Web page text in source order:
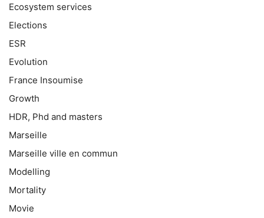
Ecosystem services
Elections
ESR
Evolution
France Insoumise
Growth
HDR, Phd and masters
Marseille
Marseille ville en commun
Modelling
Mortality
Movie